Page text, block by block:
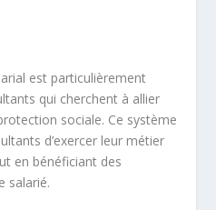
est particulièrement
qui cherchent à allier
sociale. Ce système
d’exercer leur métier
en bénéficiant des
salarié.